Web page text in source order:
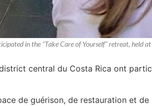
in the "Take Care of Yourself" retreat, held at
central du Costa Rica ont
de guérison, de restauration et